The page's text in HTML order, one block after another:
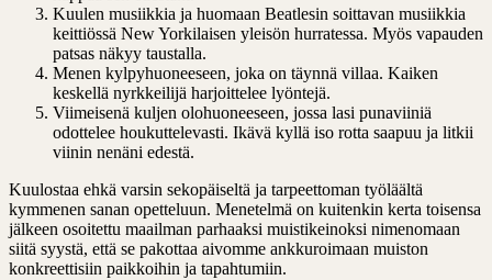
Kuulen musiikkia ja huomaan Beatlesin soittavan musiikkia
keittiössä New Yorkilaisen yleisön hurratessa. Myös vapauden
patsas näkyy taustalla.
Menen kylpyhuoneeseen, joka on täynnä villaa. Kaiken
keskellä nyrkkeilijä harjoittelee lyöntejä.
Viimeisenä kuljen olohuoneeseen, jossa lasi punaviiniä
odottelee houkuttelevasti. Ikävä kyllä iso rotta saapuu ja litkii
viinin nenäni edestä.
Kuulostaa ehkä varsin sekopäiseltä ja tarpeettoman työläältä
kymmenen sanan opetteluun. Menetelmä on kuitenkin kerta toisensa
jälkeen osoitettu maailman parhaaksi muistikeinoksi nimenomaan
siitä syystä, että se pakottaa aivomme ankkuroimaan muiston
konkreettisiin paikkoihin ja tapahtumiin.